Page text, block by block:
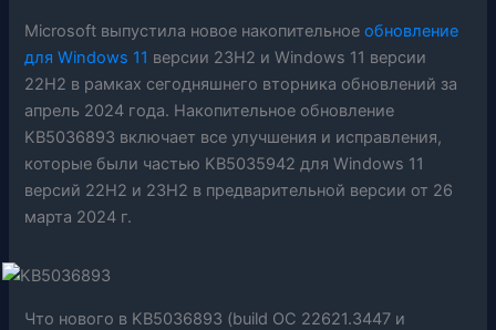
Microsoft выпустила новое накопительноеобновление
для Windows 11 версии 23H2 и Windows 11 версии
22H2 в рамках сегодняшнего вторника обновлений за
апрель 2024 года. Накопительное обновление
KB5036893 включает все улучшения и исправления,
которые были частью KB5035942 для Windows 11
версий 22H2 и 23H2 в предварительной версии от 26
марта 2024 г.
Что нового в KB5036893 (build ОС 22621.3447 и